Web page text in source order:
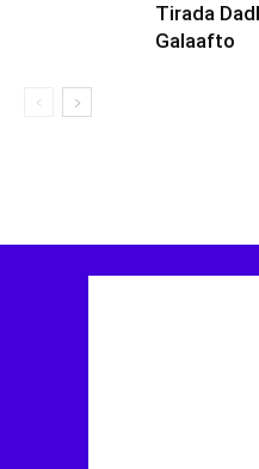
Tirada
Galaafto